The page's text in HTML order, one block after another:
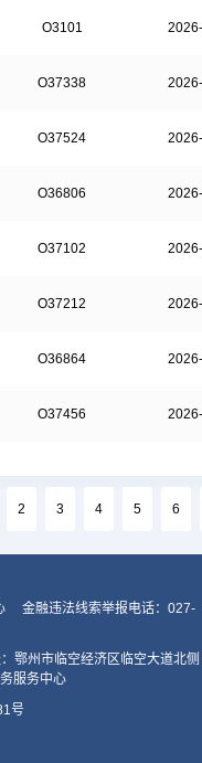
O3101
O37338
O37524
O36806
O37102
O37212
O36864
O37456
2 3 4 5 6
金融违法线索举报电话：027-
鄂州市临空经济区临空大道北侧
服务中心
号